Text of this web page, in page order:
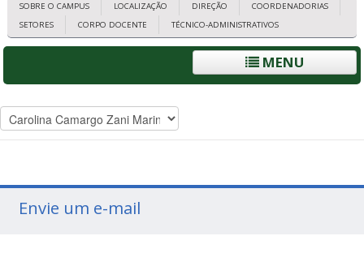
SOBRE O CAMPUS LOCALIZAÇÃO DIREÇÃO
COORDENADORIAS
SETORES
CORPO DOCENTE TÉCNICO-ADMINISTRATIVOS
MENU
Envie um e-mail